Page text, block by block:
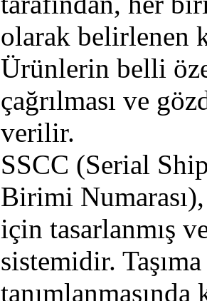
olarak belirlenen
Ürünlerin belli
çağrılması ve
verilir.
SSCC (Serial
Birimi Numarası),
için tasarlanmış
sistemidir.